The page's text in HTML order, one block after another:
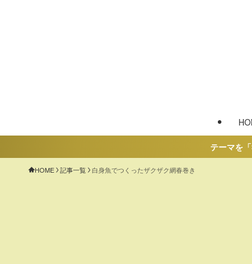
テーマを「
HOME 記事一覧 白身魚でつくったザクザク網春巻き